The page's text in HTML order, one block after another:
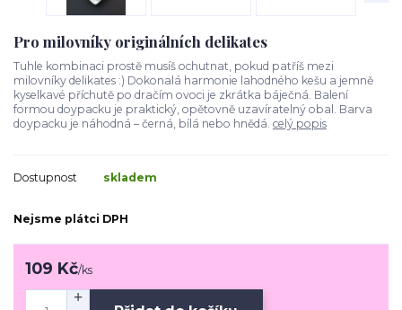
Pro milovníky originálních delikates
Tuhle kombinaci prostě musíš ochutnat, pokud patříš mezi
milovníky delikates :) Dokonalá harmonie lahodného kešu a jemně
kyselkavé příchutě po dračím ovoci je zkrátka báječná. Balení
formou doypacku je praktický, opětovně uzavíratelný obal. Barva
doypacku je náhodná – černá, bílá nebo hnědá. celý popis
Dostupnost skladem
Nejsme plátci DPH
109 Kč/ks